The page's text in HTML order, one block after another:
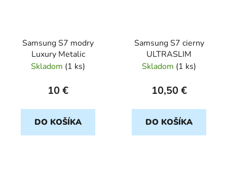
Samsung S7 modry
Luxury Metalic
Skladom (1 ks)
10 €
DO KOŠÍKA
Samsung S7 cierny
ULTRASLIM
Skladom (1 ks)
10,50 €
DO KOŠÍKA